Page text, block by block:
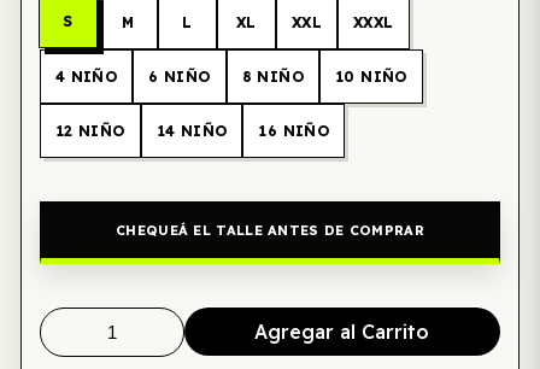
S M L XL XXL XXXL
4 NIÑO 6 NIÑO 8 NIÑO 10 NIÑO
12 NIÑO 14 NIÑO 16 NIÑO
CHEQUEÁ EL TALLE ANTES DE COMPRAR
Agregar al Carrito